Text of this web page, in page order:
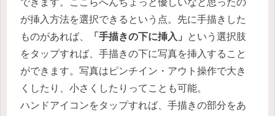
できます。ここらへんちょっと優しいなと思ったの
が挿入方法を選択できるという点。先に手描きした
ものがあれば、
「手描きの下に挿入」
という選択肢
をタップすれば、手描きの下に写真を挿入すること
ができます。写真はピンチイン・アウト操作で大き
くしたり、小さくしたりってことも可能。
ハンドアイコンをタップすれば、手描きの部分をあ